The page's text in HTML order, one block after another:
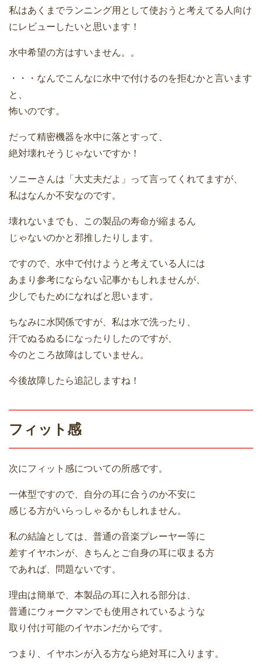
私はあくまでランニング用として使おうと考えてる人向け
にレビューしたいと思います！
水中希望の方はすいません。。
・・・なんでこんなに水中で付けるのを拒むかと言います
と、
怖いのです。
だって精密機器を水中に落とすって、
絶対壊れそうじゃないですか！
ソニーさんは「大丈夫だよ」って言ってくれてますが、
私はなんか不安なのです。
壊れないまでも、この製品の寿命が縮まるん
じゃないのかと邪推したりします。
ですので、水中で付けようと考えている人には
あまり参考にならない記事かもしれませんが、
少しでもためになればと思います。
ちなみに水関係ですが、私は水で洗ったり、
汗でぬるぬるになったりしたのですが、
今のところ故障はしていません。
今後故障したら追記しますね！
フィット感
次にフィット感についての所感です。
一体型ですので、自分の耳に合うのか不安に
感じる方がいらっしゃるかもしれません。
私の結論としては、普通の音楽プレーヤー等に
差すイヤホンが、きちんとご自身の耳に収まる方
であれば、問題ないです。
理由は簡単で、本製品の耳に入れる部分は、
普通にウォークマンでも使用されているような
取り付け可能のイヤホンだからです。
つまり、イヤホンが入る方なら絶対耳に入ります。